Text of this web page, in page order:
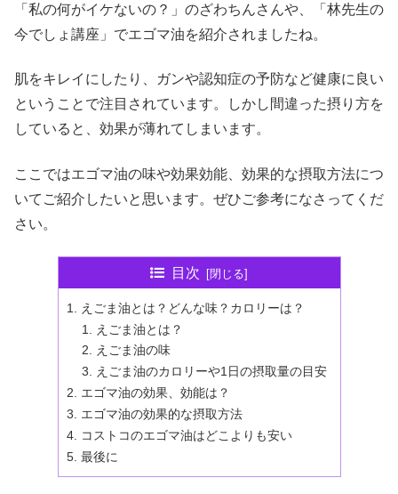
「私の何がイケないの？」のざわちんさんや、「林先生の
今でしょ講座」でエゴマ油を紹介されましたね。
肌をキレイにしたり、ガンや認知症の予防など健康に良い
ということで注目されています。しかし間違った摂り方を
していると、効果が薄れてしまいます。
ここではエゴマ油の味や効果効能、効果的な摂取方法につ
いてご紹介したいと思います。ぜひご参考になさってくだ
さい。
目次
えごま油とは？どんな味？カロリーは？
えごま油とは？
えごま油の味
えごま油のカロリーや1日の摂取量の目安
エゴマ油の効果、効能は？
エゴマ油の効果的な摂取方法
コストコのエゴマ油はどこよりも安い
最後に